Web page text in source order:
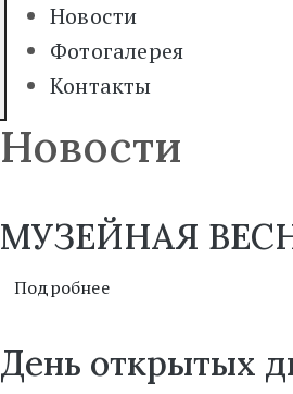
Новости
Фотогалерея
Контакты
Новости
МУЗЕЙНАЯ
Подробнее
День открытых